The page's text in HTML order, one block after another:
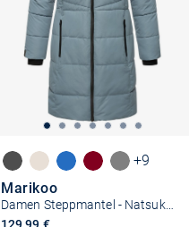
+9
Marikoo
Damen Steppmantel - Natsukoo XVI